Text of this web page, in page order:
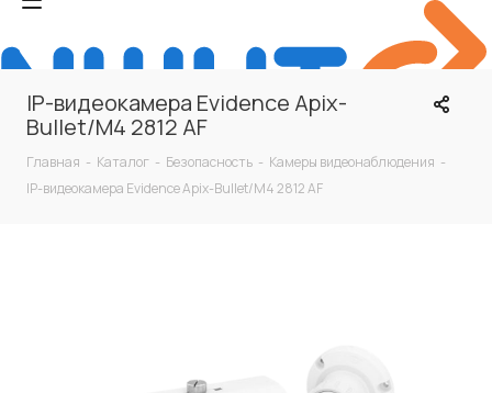
IP-видеокамера Evidence Apix-
Bullet/M4 2812 AF
Главная - Каталог - Безопасность - Камеры видеонаблюдения -
IP-видеокамера Evidence Apix-Bullet/M4 2812 AF